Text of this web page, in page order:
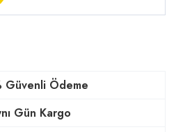
Güvenli Ödeme
Gün Kargo